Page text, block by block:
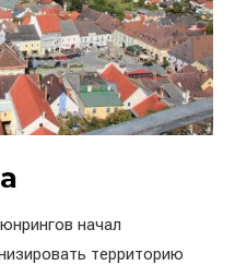
начал
территорию